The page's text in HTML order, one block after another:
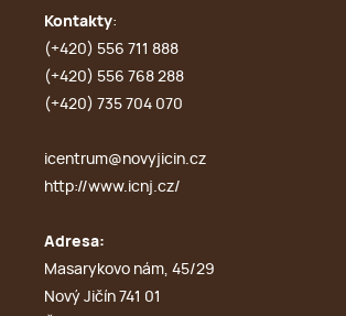
Kontakty:
(+420) 556 711 888
(+420) 556 768 288
(+420) 735 704 070
icentrum@novyjicin.cz
http://www.icnj.cz/
Adresa:
Masarykovo nám, 45/29
Nový Jičín 741 01